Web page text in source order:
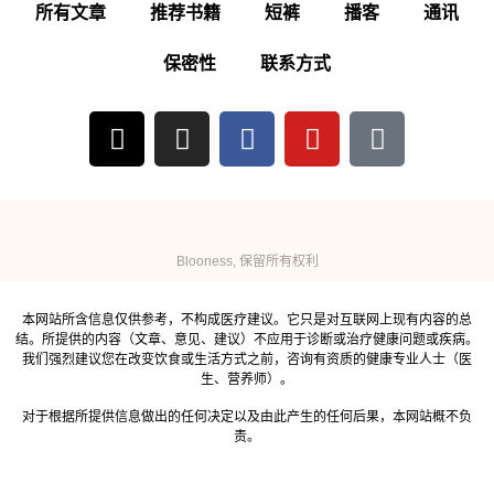
所有文章 推荐书籍 短裤 播客 通讯
保密性 联系方式
Blooness, 保留所有权利
本网站所含信息仅供参考，不构成医疗建议。它只是对互联网上现有内容的总
结。所提供的内容（文章、意见、建议）不应用于诊断或治疗健康问题或疾病。
我们强烈建议您在改变饮食或生活方式之前，咨询有资质的健康专业人士（医
生、营养师）。
对于根据所提供信息做出的任何决定以及由此产生的任何后果，本网站概不负
责。